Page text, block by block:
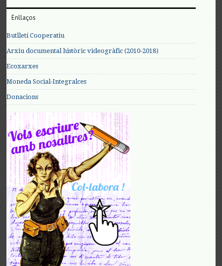
Enllaços
Butlletí Cooperatiu
Arxiu documental històric videogràfic (2010-2018)
Ecoxarxes
Moneda Social-Integralces
Donacions